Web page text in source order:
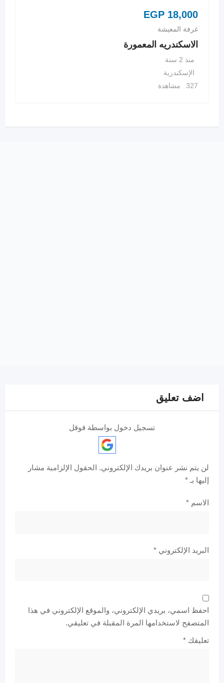
EGP 18,000
غرفة المعيشة
الاسكندريه المعمورة
منذ 2 سنة
الإسكندرية
327 مشاهدة
اضف تعليق
تسجيل دخول بواسطة قوقل
لن يتم نشر عنوان بريدك الإلكتروني. الحقول الإلزامية مشار
إليها بـ *
الاسم *
البريد الإلكتروني *
احفظ اسمي، بريدي الإلكتروني، والموقع الإلكتروني في هذا
المتصفح لاستخدامها المرة المقبلة في تعليقي.
تعليقك *